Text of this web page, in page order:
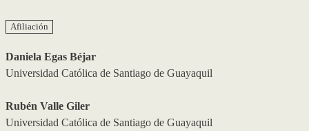
Afiliación
Daniela Egas Béjar
Universidad Católica de Santiago de Guayaquil
Rubén Valle Giler
Universidad Católica de Santiago de Guayaquil